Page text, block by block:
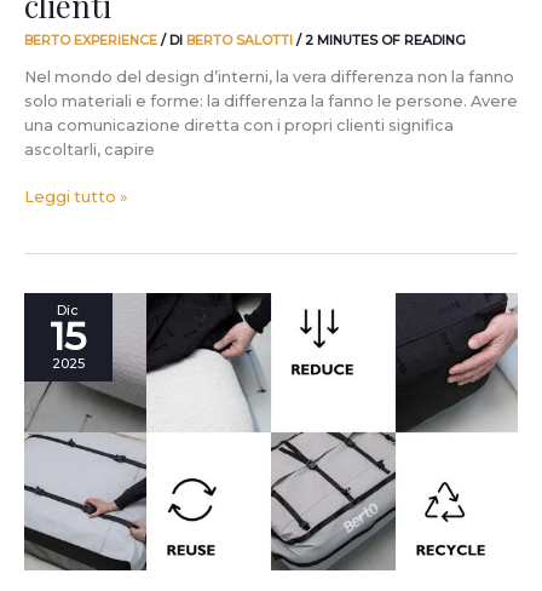
BERTO EXPERIENCE / DI BERTO SALOTTI /2 MINUTES OF READING
Nel mondo del design d’interni, la vera differenza non la fanno
solo materiali e forme: la differenza la fanno le persone. Avere
una comunicazione diretta con i propri clienti significa
ascoltarli, capire
Leggi tutto »
Dic
15
2025
Eliminare
container
plastica
all’anno:
perché
Eco
BertO
cambiano